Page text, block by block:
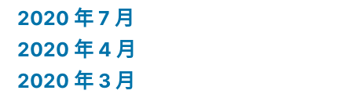
2020 年 7 月
2020 年 4 月
2020 年 3 月